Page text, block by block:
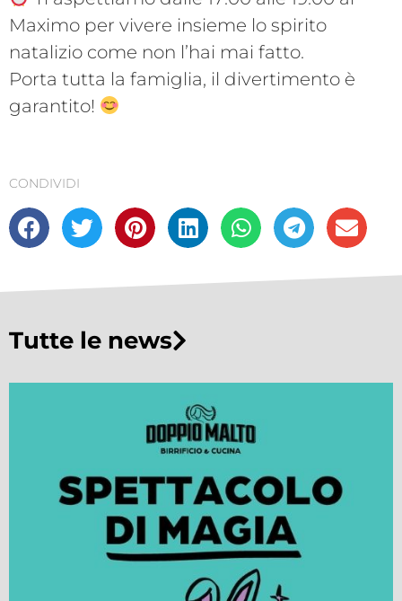
Maximo per vivere insieme lo spirito
natalizio come non l’hai mai fatto.
Porta tutta la famiglia, il divertimento è
garantito!
CONDIVIDI
Tutte le news